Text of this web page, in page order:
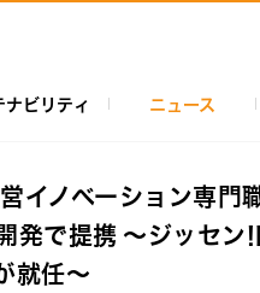
ナビリティ ニュース
イノベーション専門
発で提携 ～ジッセ
就任～